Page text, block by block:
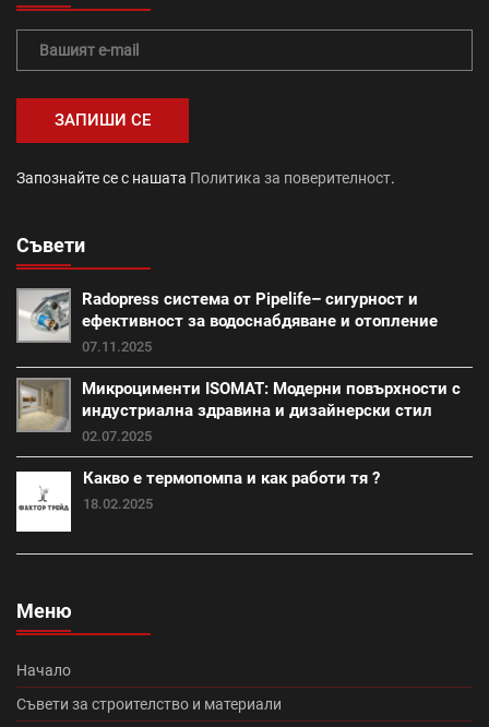
саниране (21)
Промоция работни инструменти и помощни средства
(28)
външна изолация (18) фибран (23)
Класик (15) Покривна система Тондах (22)
Промоция вата (20)
Итонг размери (18) Винеам (13)
Промоция електроматериали (1)
Македо (12) цигли цена (11)
Запознайте се с нашата Политика за поверителност.
Съвети
Radopress система от Pipelife– сигурност и
ефективност за водоснабдяване и отопление
07.11.2025
Микроцименти ISOMAT: Модерни повърхности с
индустриална здравина и дизайнерски стил
02.07.2025
Какво е термопомпа и как работи тя ?
18.02.2025
Меню
Начало
Съвети за строителство и материали